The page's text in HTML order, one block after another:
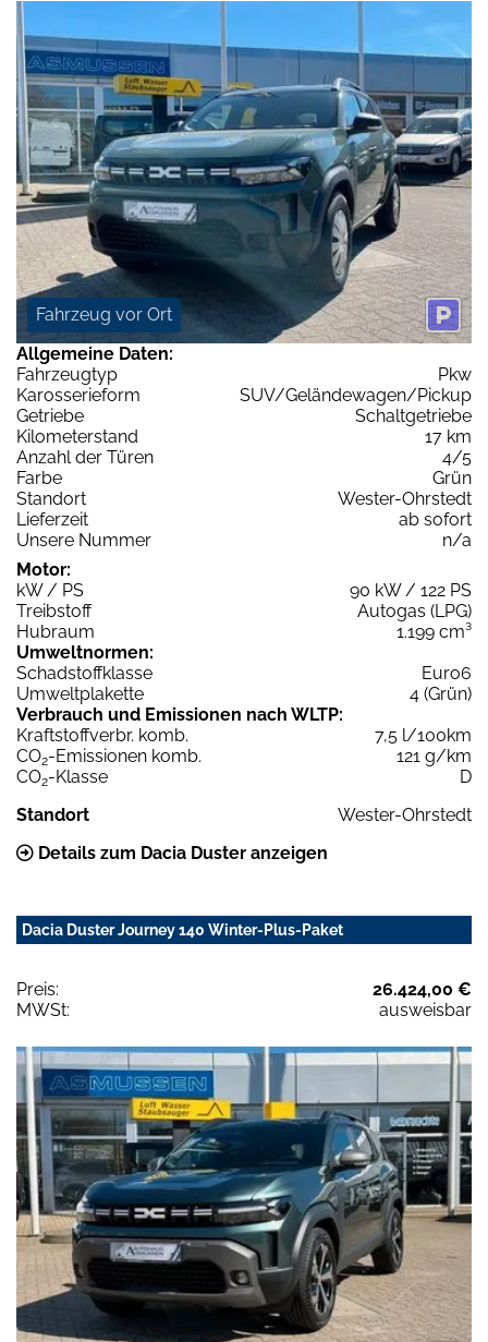
Fahrzeug vor Ort
Allgemeine Daten:
Fahrzeugtyp
Pkw
Karosserieform
SUV/Geländewagen/Pickup
Getriebe
Schaltgetriebe
Kilometerstand
17 km
Anzahl der Türen
4/5
Farbe
Grün
Standort
Wester-Ohrstedt
Lieferzeit
ab sofort
Unsere Nummer
n/a
Motor:
kW / PS
90 kW / 122 PS
Treibstoff
Autogas (LPG)
Hubraum
1.199 cm³
Umweltnormen:
Schadstoffklasse
Euro6
Umweltplakette
4 (Grün)
Verbrauch und Emissionen nach WLTP:
Kraftstoffverbr. komb.
7,5 l/100km
CO2-Emissionen komb.
121 g/km
CO2-Klasse
D
Standort
Wester-Ohrstedt
Details zum Dacia Duster anzeigen
Dacia Duster Journey 140 Winter-Plus-Paket
Preis:
26.424,00 €
MWSt:
ausweisbar